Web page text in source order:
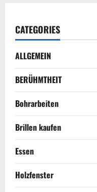
CATEGORIES
ALLGEMEIN
BERÜHMTHEIT
Bohrarbeiten
Brillen kaufen
Essen
Holzfenster